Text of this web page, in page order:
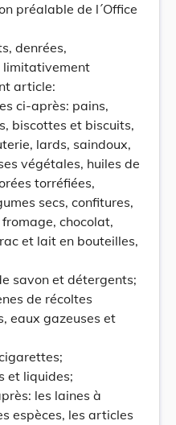
préalable de l´Office
denrées,
limitativement
article:
ci-après: pains,
biscottes et biscuits,
lards, saindoux,
végétales, huiles de
torréfiées,
secs, confitures,
chocolat,
et lait en bouteilles,
savon et détergents;
de récoltes
eaux gazeuses et
et liquides;
les laines à
espèces, les articles